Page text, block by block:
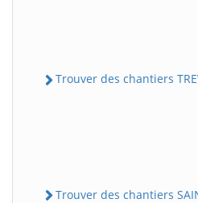
Trouver des chantiers
Trouver des chantiers